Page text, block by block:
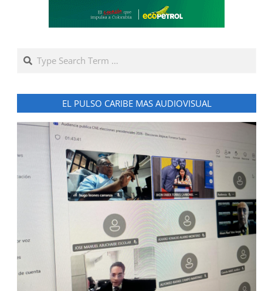
Search
EL PULSO CARIBE MAS AUDIOVISUAL